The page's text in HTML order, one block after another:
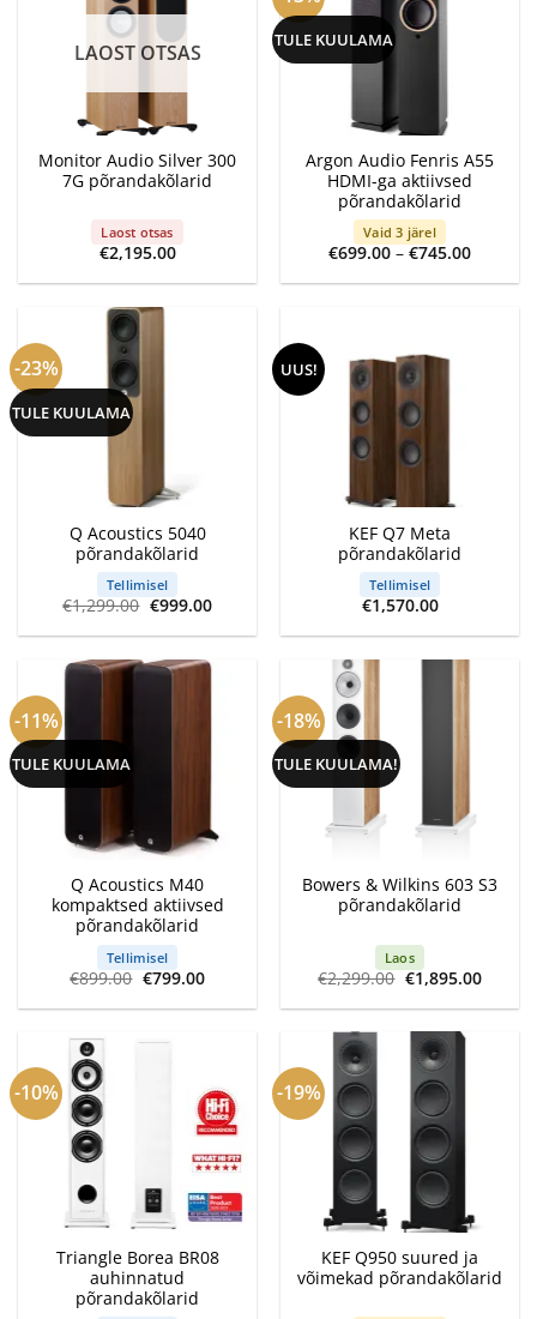
LAOST OTSAS
Monitor Audio Silver 300
7G põrandakõlarid
Laost otsas
€2,195.00
TULE KUULAMA
Argon Audio Fenris A55
HDMI-ga aktiivsed
põrandakõlarid
Vaid 3 järel
€699.00 – €745.00Price
€699.00
-23%
TULE KUULAMA
Q Acoustics 5040
põrandakõlarid
Tellimisel
€1,299.00 Algne
hind
oli:
€999.00Current
is:
UUS!
KEF Q7 Meta
põrandakõlarid
Tellimisel
€1,570.00
-11%
TULE KUULAMA
Q Acoustics M40
kompaktsed aktiivsed
põrandakõlarid
Tellimisel
€899.00 Algne
hind
oli:
€799.00Current
is:
-18%
TULE KUULAMA!
Bowers & Wilkins 603 S3
põrandakõlarid
Laos
€2,299.00 Algne
hind
oli:
€1,895.00
is:
-10%
Triangle Borea BR08
auhinnatud
põrandakõlarid
-19%
KEF Q950 suured ja
võimekad põrandakõlarid